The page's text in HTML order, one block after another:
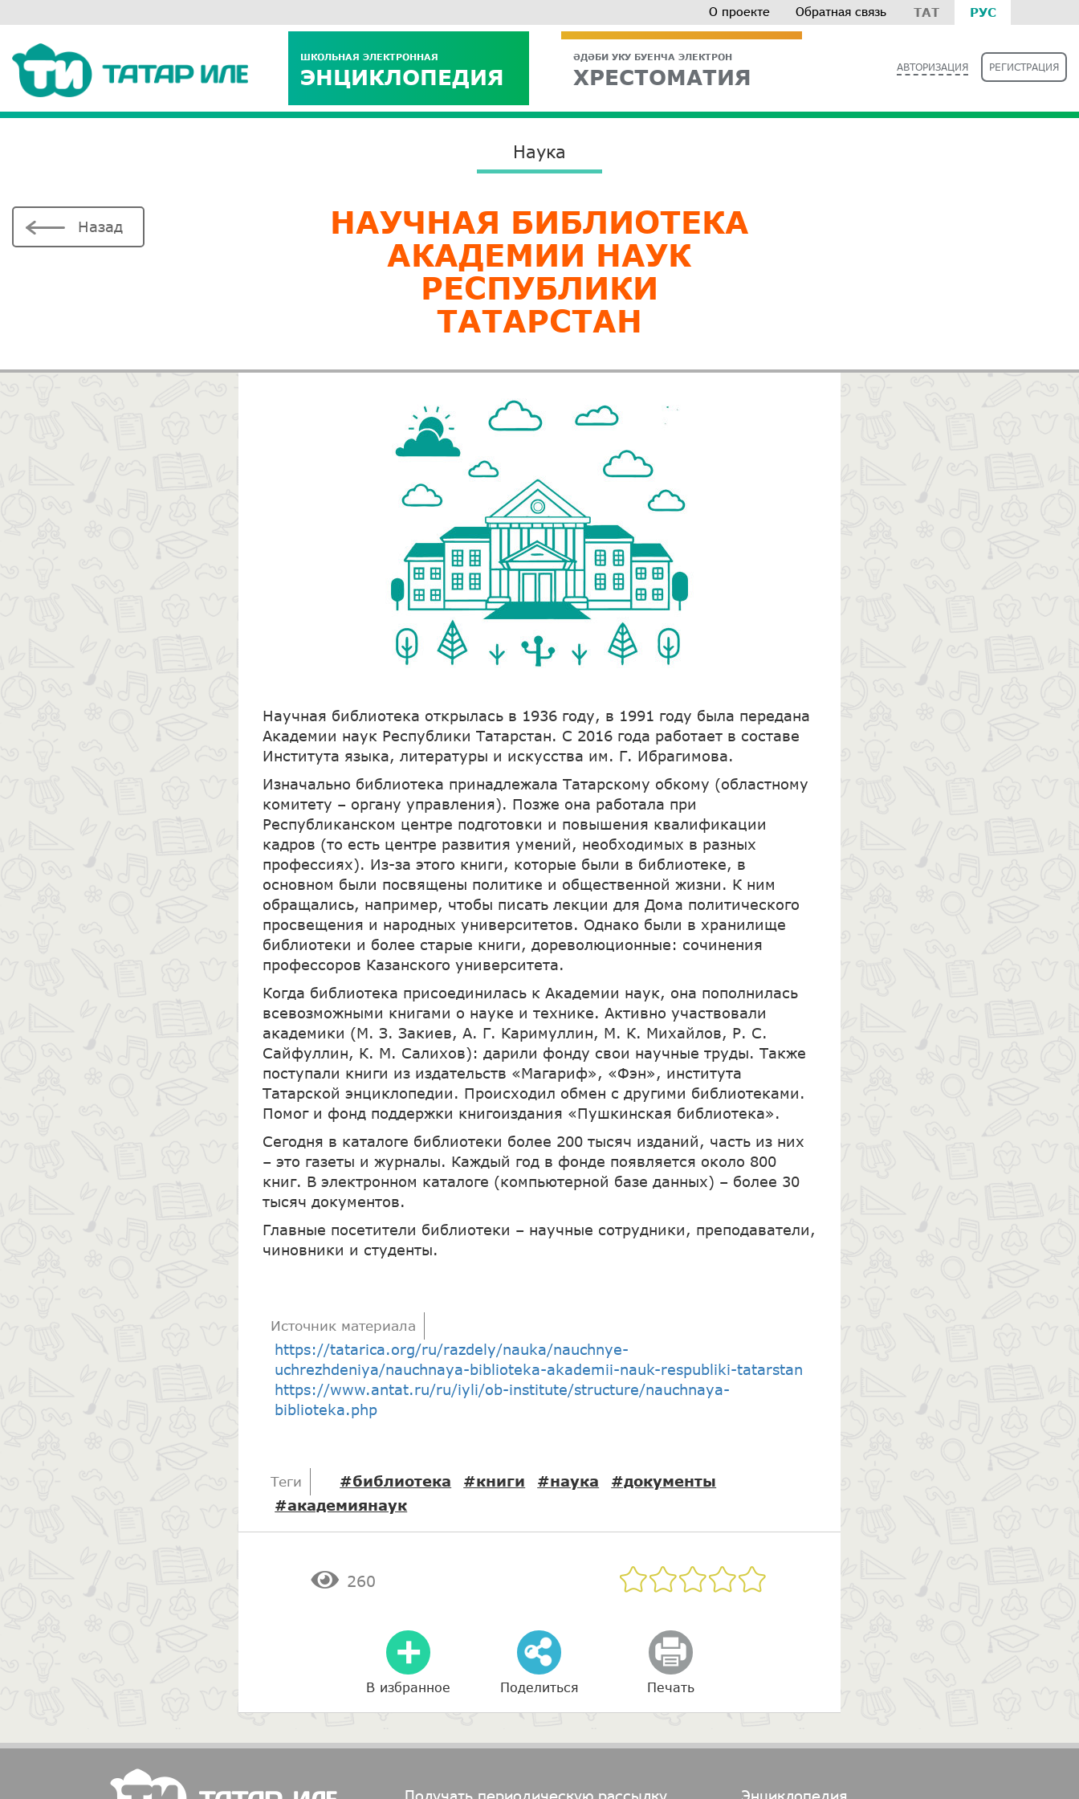
ТАТ РУС
О проекте Обратная связь
ШКОЛЬНАЯ ЭЛЕКТРОННАЯ
ЭНЦИКЛОПЕДИЯ
ӘДӘБИ УКУ БУЕНЧА ЭЛЕКТРОН
ХРЕСТОМАТИЯ АВТОРИЗАЦИЯ РЕГИСТРАЦИЯ
Назад
Наука
НАУЧНАЯ БИБЛИОТЕКА
АКАДЕМИИ НАУК
РЕСПУБЛИКИ
ТАТАРСТАН
Научная библиотека открылась в 1936 году, в 1991 году была передана
Академии наук Республики Татарстан. С 2016 года работает в составе
Института языка, литературы и искусства им. Г. Ибрагимова.
Изначально библиотека принадлежала Татарскому обкому (областному
комитету – органу управления). Позже она работала при
Республиканском центре подготовки и повышения квалификации
кадров (то есть центре развития умений, необходимых в разных
профессиях). Из-за этого книги, которые были в библиотеке, в
основном были посвящены политике и общественной жизни. К ним
обращались, например, чтобы писать лекции для Дома политического
просвещения и народных университетов. Однако были в хранилище
библиотеки и более старые книги, дореволюционные: сочинения
профессоров Казанского университета.
Когда библиотека присоединилась к Академии наук, она пополнилась
всевозможными книгами о науке и технике. Активно участвовали
академики (М. З. Закиев, А. Г. Каримуллин, М. К. Михайлов, Р. С.
Сайфуллин, К. М. Салихов): дарили фонду свои научные труды. Также
поступали книги из издательств «Магариф», «Фэн», института
Татарской энциклопедии. Происходил обмен с другими библиотеками.
Помог и фонд поддержки книгоиздания «Пушкинская библиотека».
Сегодня в каталоге библиотеки более 200 тысяч изданий, часть из них
– это газеты и журналы. Каждый год в фонде появляется около 800
книг. В электронном каталоге (компьютерной базе данных) – более 30
тысяч документов.
Главные посетители библиотеки – научные сотрудники, преподаватели,
чиновники и студенты.
Источник материала
https://tatarica.org/ru/razdely/nauka/nauchnye-
uchrezhdeniya/nauchnaya-biblioteka-akademii-nauk-respubliki-tatarstan
https://www.antat.ru/ru/iyli/ob-institute/structure/nauchnaya-
biblioteka.php
Теги #библиотека #книги #наука
#документы
#академиянаук
260
В избранное Поделиться Печать